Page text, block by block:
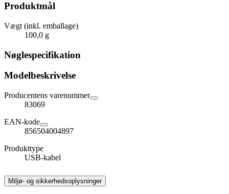
Produktmål
Vægt (inkl. emballage)
100,0 g
Nøglespecifikation
Modelbeskrivelse
Producentens varenummer
83069
EAN-kode
856504004897
Produkttype
USB-kabel
Miljø- og sikkerhedsoplysninger